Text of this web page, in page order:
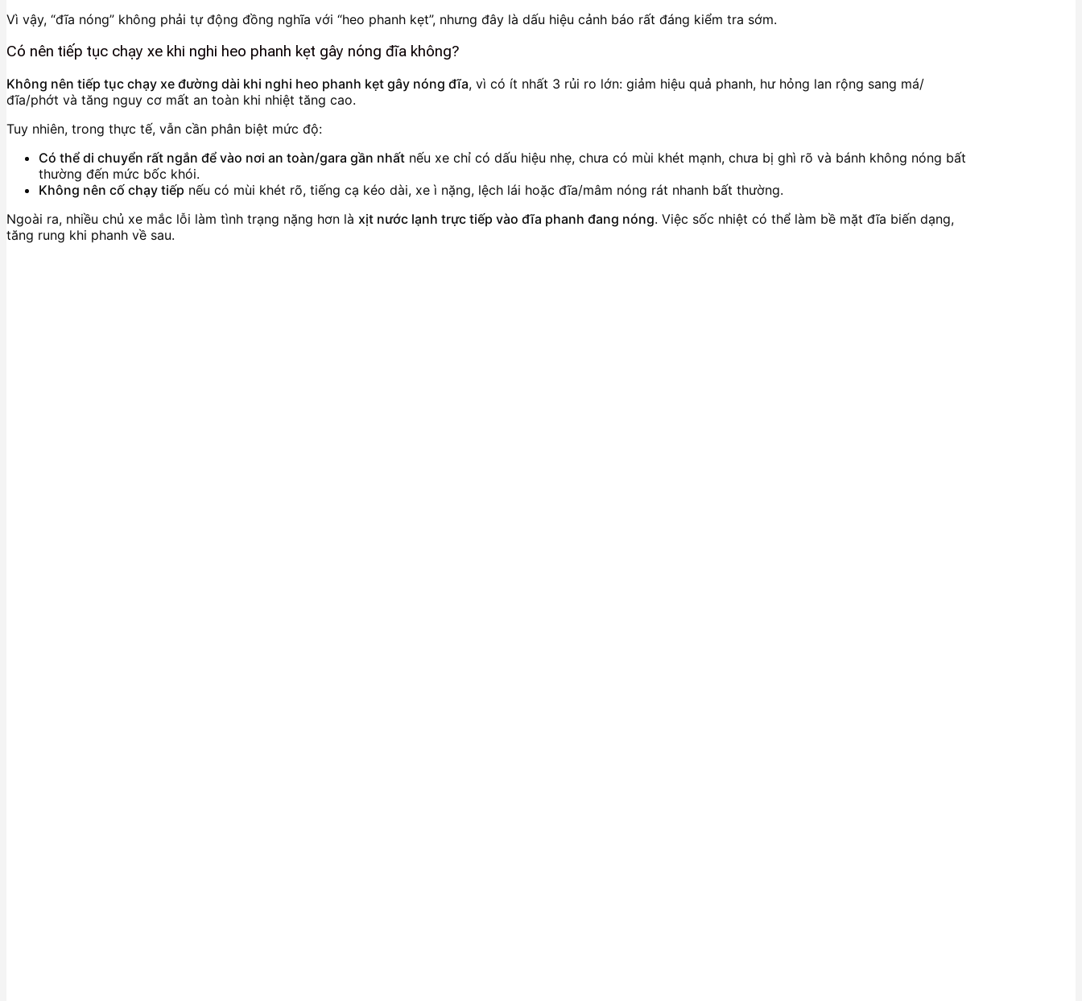
Vì vậy, “đĩa nóng” không phải tự động đồng nghĩa với “heo phanh kẹt”, nhưng đây là dấu hiệu cảnh báo rất đáng kiểm tra sớm.
Có nên tiếp tục chạy xe khi nghi heo phanh kẹt gây nóng đĩa không?
Không nên tiếp tục chạy xe đường dài khi nghi heo phanh kẹt gây nóng đĩa, vì có ít nhất 3 rủi ro lớn: giảm hiệu quả phanh, hư hỏng lan rộng sang má/
đĩa/phớt và tăng nguy cơ mất an toàn khi nhiệt tăng cao.
Tuy nhiên, trong thực tế, vẫn cần phân biệt mức độ:
Có thể di chuyển rất ngắn để vào nơi an toàn/gara gần nhất nếu xe chỉ có dấu hiệu nhẹ, chưa có mùi khét mạnh, chưa bị ghì rõ và bánh không nóng bất
thường đến mức bốc khói.
Không nên cố chạy tiếp nếu có mùi khét rõ, tiếng cạ kéo dài, xe ì nặng, lệch lái hoặc đĩa/mâm nóng rát nhanh bất thường.
Ngoài ra, nhiều chủ xe mắc lỗi làm tình trạng nặng hơn là xịt nước lạnh trực tiếp vào đĩa phanh đang nóng. Việc sốc nhiệt có thể làm bề mặt đĩa biến dạng,
tăng rung khi phanh về sau.